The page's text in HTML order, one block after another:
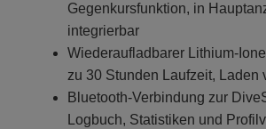
Gegenkursfunktion, in
integrierbar
Wiederaufladbarer Lithium-
zu 30 Stunden Laufzeit, Laden
Bluetooth-Verbindung zur
Logbuch, Statistiken und